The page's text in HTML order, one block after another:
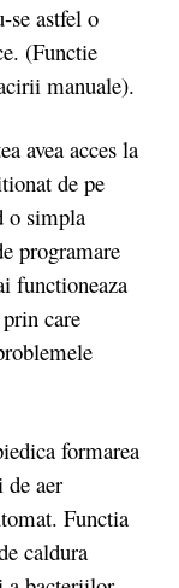
se astfel o
(Functie
manuale).
avea acces la
de pe
o simpla
programare
functioneaza
care
formarea
de aer
Functia
caldura